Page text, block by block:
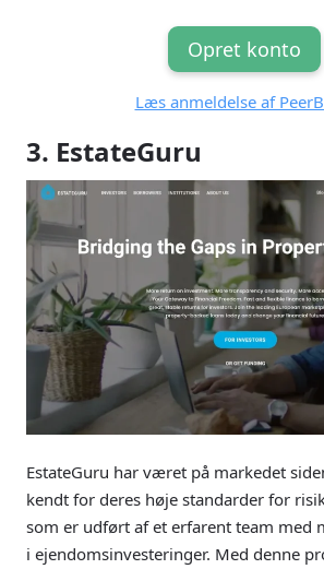
Opret konto
Læs anmeldelse af
3. EstateGuru
EstateGuru har været på markedet
kendt for deres høje standarder for
som er udført af et erfarent team med
i ejendomsinvesteringer. Med denne